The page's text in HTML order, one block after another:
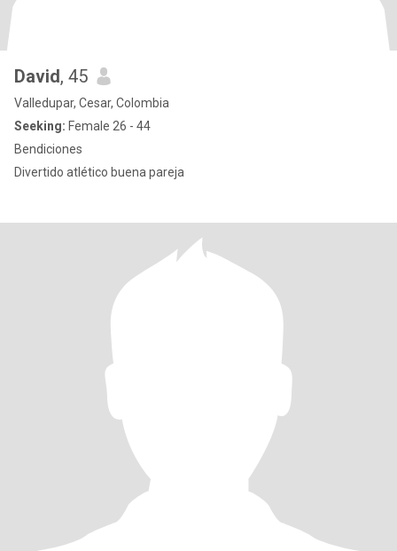
David, 45
Valledupar, Cesar, Colombia
Seeking: Female 26 - 44
Bendiciones
Divertido atlético buena pareja